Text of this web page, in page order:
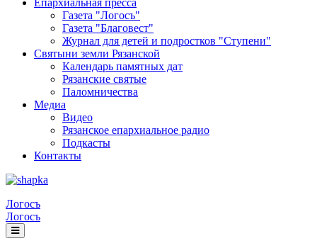
Епархиальная пресса
Газета "Логосъ"
Газета "Благовест"
Журнал для детей и подростков "Ступени"
Святыни земли Рязанской
Календарь памятных дат
Рязанские святые
Паломничества
Медиа
Видео
Рязанское епархиальное радио
Подкасты
Контакты
Логосъ
Логосъ